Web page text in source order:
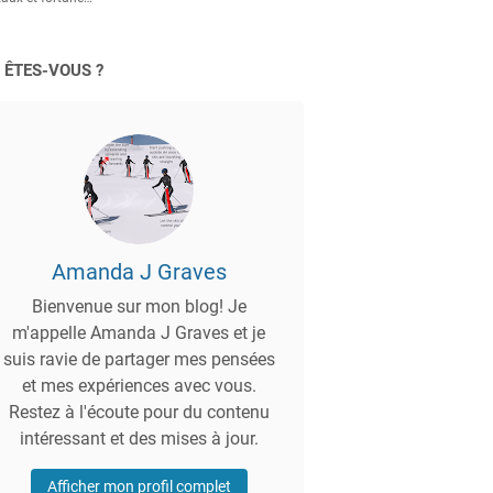
ÊTES-VOUS ?
Amanda J Graves
Bienvenue sur mon blog! Je
m'appelle Amanda J Graves et je
suis ravie de partager mes pensées
et mes expériences avec vous.
Restez à l'écoute pour du contenu
intéressant et des mises à jour.
Afficher mon profil complet